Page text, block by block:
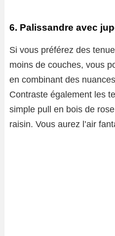
6. Palissandre avec
Si vous préférez des
moins de couches, vous
en combinant des
Contraste également les
simple pull en bois de
raisin. Vous aurez l’air